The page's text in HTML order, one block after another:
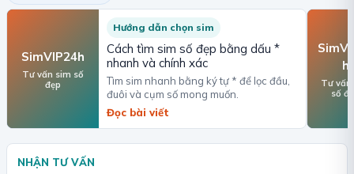
SimVIP24h
Tư vấn sim số
đẹp
Hướng dẫn chọn sim
Cách tìm sim số đẹp bằng dấu *
nhanh và chính xác
Tìm sim nhanh bằng ký tự * để lọc đầu,
đuôi và cụm số mong muốn.
Đọc bài viết
h
Tư vấn
số
NHẬN TƯ VẤN